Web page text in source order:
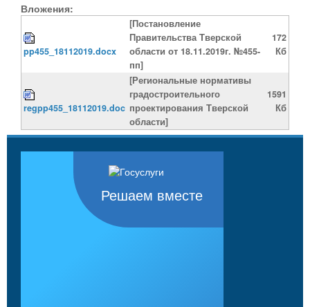
Вложения:
pp455_18112019.docx
[Постановление
Правительства Тверской
области от 18.11.2019г. №455-
пп]
172
Кб
regpp455_18112019.doc
[Региональные нормативы
градостроительного
проектирования Тверской
области]
1591
Кб
Решаем вместе